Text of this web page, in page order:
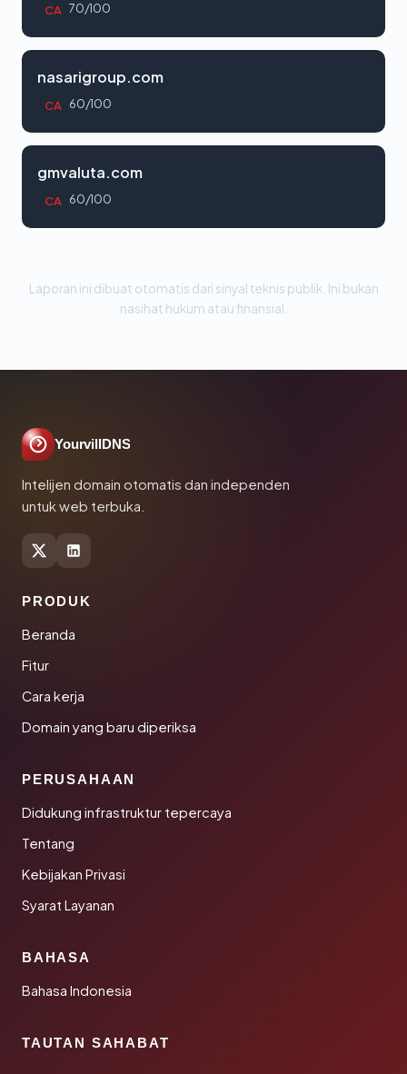
CA 70/100
nasarigroup.com
CA 60/100
gmvaluta.com
CA 60/100
Laporan ini dibuat otomatis dari sinyal teknis publik. Ini bukan
nasihat hukum atau finansial.
YourvillDNS
Intelijen domain otomatis dan independen
untuk web terbuka.
PRODUK
Beranda
Fitur
Cara kerja
Domain yang baru diperiksa
PERUSAHAAN
Didukung infrastruktur tepercaya
Tentang
Kebijakan Privasi
Syarat Layanan
BAHASA
Bahasa Indonesia
TAUTAN SAHABAT